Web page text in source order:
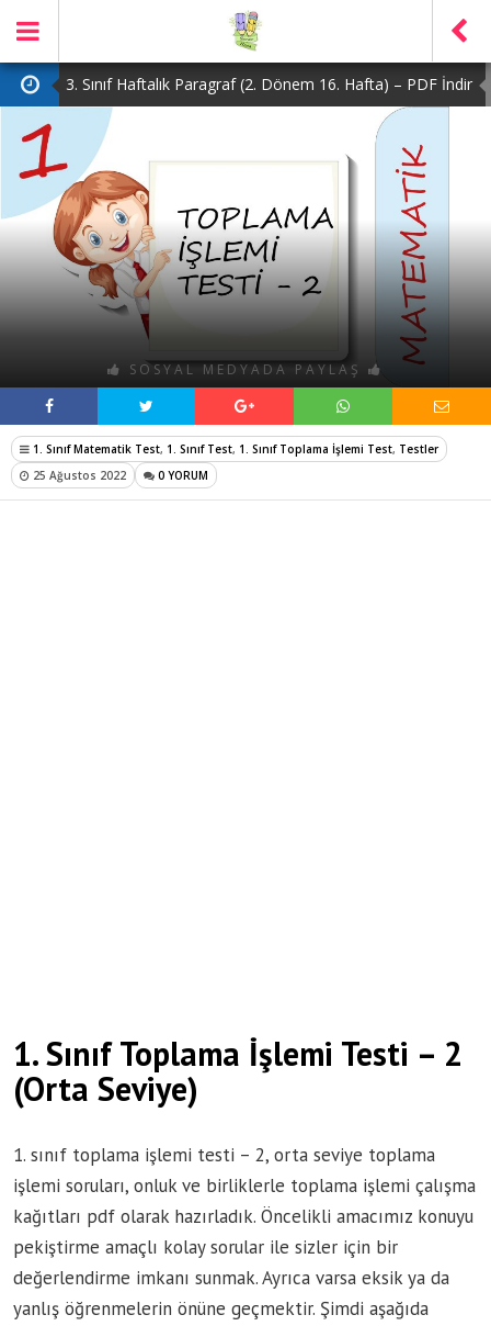
3. Sınıf Haftalık Paragraf (2. Dönem 16. Hafta) – PDF İndir
2. Sınıf Haftalık Paragraf (2. Dönem 16. Hafta) – PDF İndir
1. Sınıf Haftalık Paragraf (2. Dönem 16. Hafta) – PDF İndir
3. Sınıf Haftalık Paragraf (2. Dönem 15. Hafta) – PDF İndir
4. Sınıf Haftalık Paragraf (2. Dönem 16. Hafta) – PDF İndir
SOSYAL MEDYADA PAYLAŞ
1. Sınıf Matematik Test, 1. Sınıf Test, 1. Sınıf Toplama İşlemi Test, Testler
25 Ağustos 2022
0 YORUM
1. Sınıf Toplama İşlemi Testi – 2
(Orta Seviye)
1. sınıf toplama işlemi testi – 2, orta seviye toplama
işlemi soruları, onluk ve birliklerle toplama işlemi çalışma
kağıtları pdf olarak hazırladık. Öncelikli amacımız konuyu
pekiştirme amaçlı kolay sorular ile sizler için bir
değerlendirme imkanı sunmak. Ayrıca varsa eksik ya da
yanlış öğrenmelerin önüne geçmektir. Şimdi aşağıda